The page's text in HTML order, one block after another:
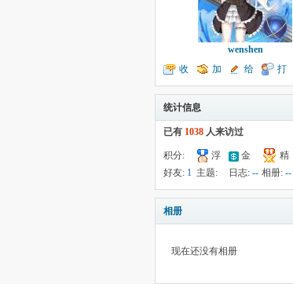
wenshen
收
听TA
加
为好友
给
我留言
打
个招呼
统计信息
已有 1038 人来访过
积分:
454
浮
云:--
金
钱:--
精
华:--
好友: 1 主题:
65
日志:-- 相册: --
相册
现在还没有相册